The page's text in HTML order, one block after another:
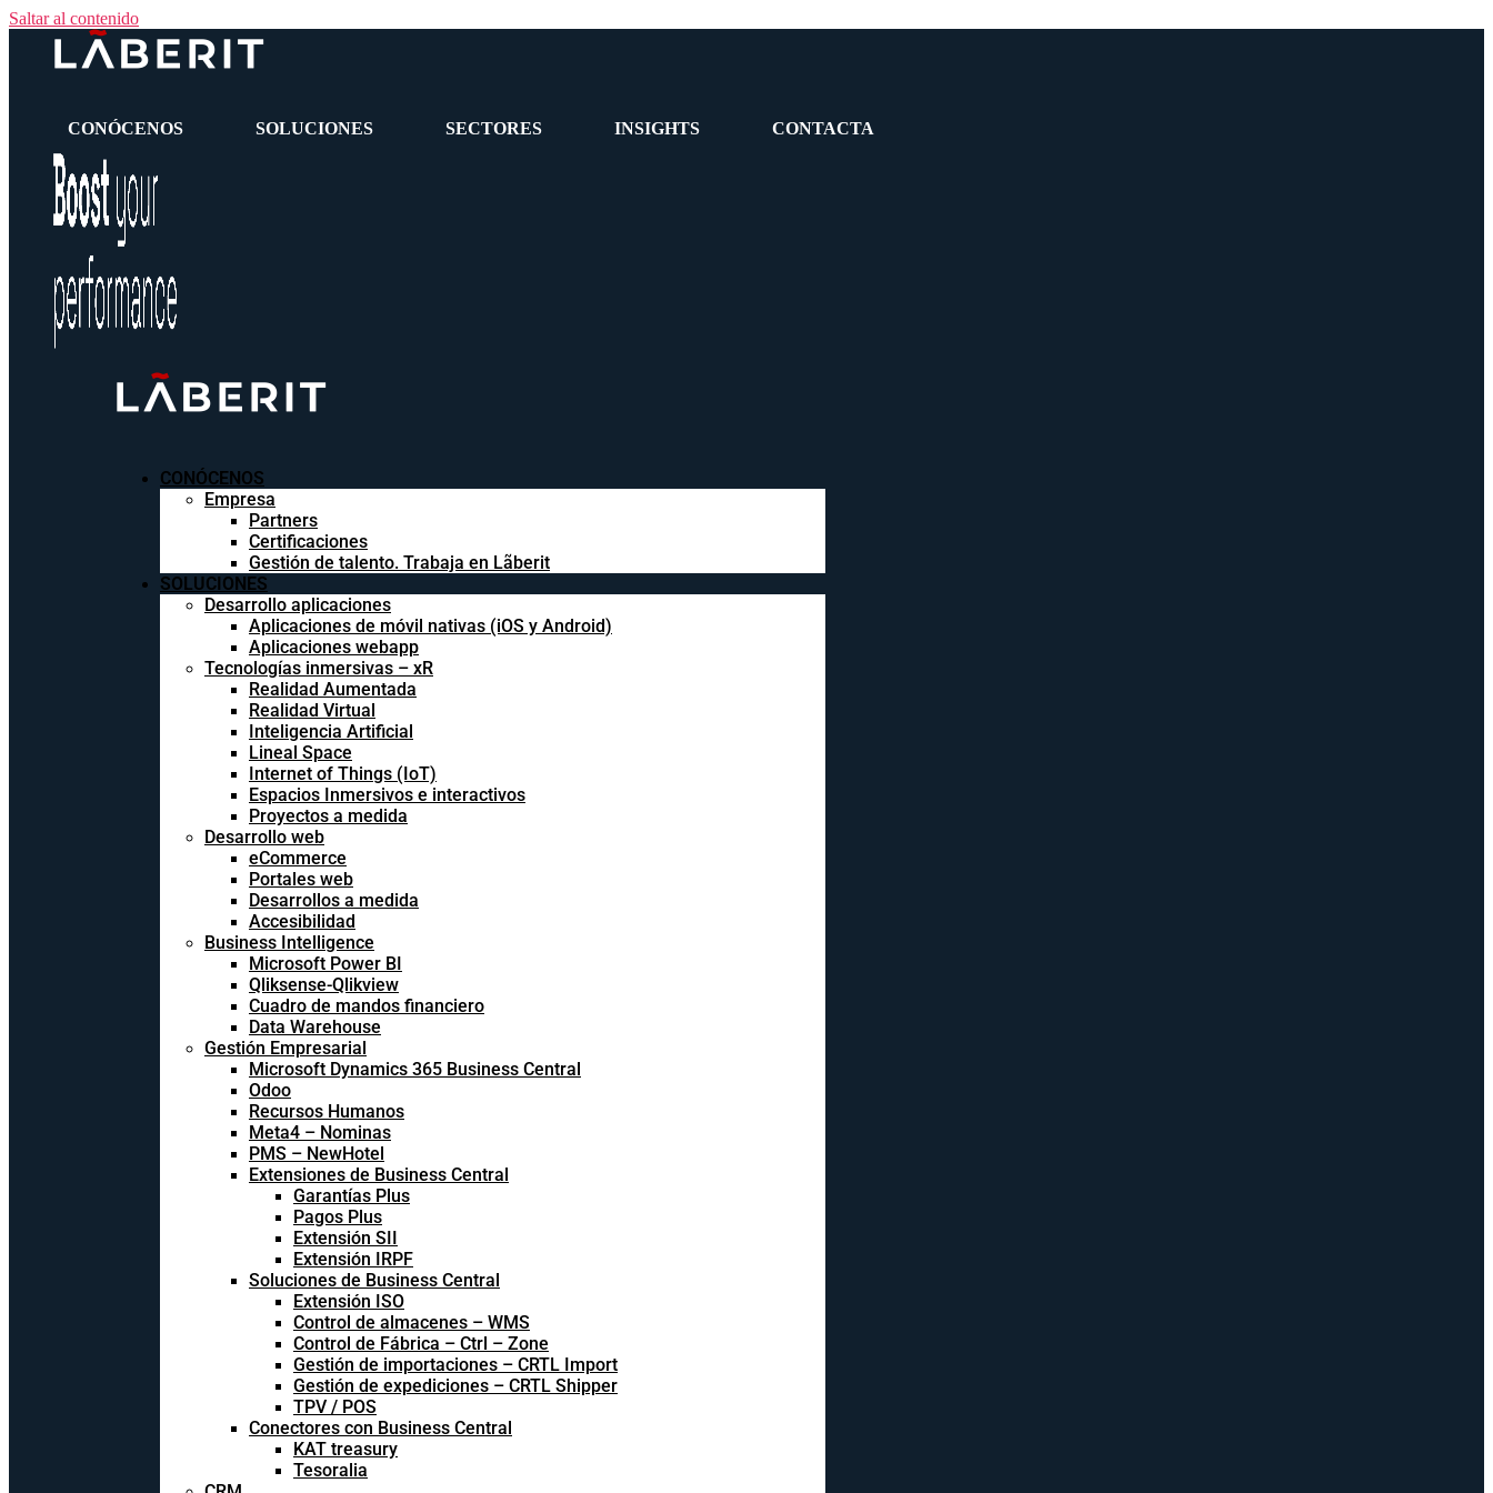
Saltar al contenido
CONÓCENOS SOLUCIONES SECTORES INSIGHTS CONTACTA
CONÓCENOS
Empresa
Partners
Certificaciones
Gestión de talento. Trabaja en Lãberit
SOLUCIONES
Desarrollo aplicaciones
Aplicaciones de móvil nativas (iOS y Android)
Aplicaciones webapp
Tecnologías inmersivas – xR
Realidad Aumentada
Realidad Virtual
Inteligencia Artificial
Lineal Space
Internet of Things (IoT)
Espacios Inmersivos e interactivos
Proyectos a medida
Desarrollo web
eCommerce
Portales web
Desarrollos a medida
Accesibilidad
Business Intelligence
Microsoft Power BI
Qliksense-Qlikview
Cuadro de mandos financiero
Data Warehouse
Gestión Empresarial
Microsoft Dynamics 365 Business Central
Odoo
Recursos Humanos
Meta4 – Nominas
PMS – NewHotel
Extensiones de Business Central
Garantías Plus
Pagos Plus
Extensión SII
Extensión IRPF
Soluciones de Business Central
Extensión ISO
Control de almacenes – WMS
Control de Fábrica – Ctrl – Zone
Gestión de importaciones – CRTL Import
Gestión de expediciones – CRTL Shipper
TPV / POS
Conectores con Business Central
KAT treasury
Tesoralia